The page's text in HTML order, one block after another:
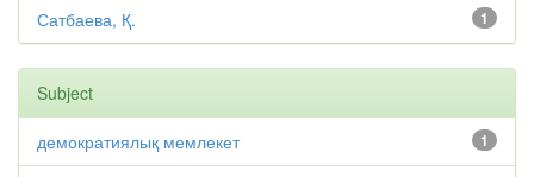
1
Сатбаева, Қ.
Subject
1
демократиялық мемлекет